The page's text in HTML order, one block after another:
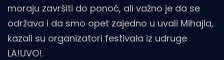
moraju završiti do ponoć, ali važno je da se
održava i da smo opet zajedno u uvali Mihajla,
kazali su organizatori festivala iz udruge
LA!UVO!.